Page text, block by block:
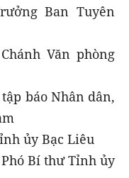
Ban Tuyên
Văn phòng
báo Nhân dân,
ủy Bạc Liêu
Bí thư Tỉnh ủy